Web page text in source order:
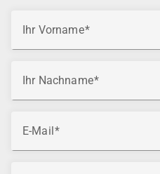
Ihr Vorname
Ihr Nachname
E-Mail